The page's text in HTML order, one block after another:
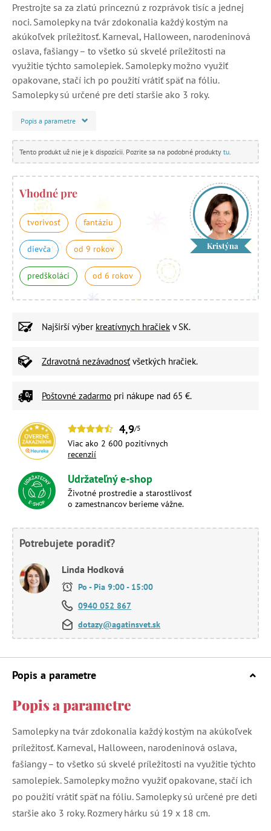
Prestrojte sa za zlatú princeznú z rozprávok tisíc a jednej
noci. Samolepky na tvár zdokonalia každý kostým na
akúkoľvek príležitosť. Karneval, Halloween, narodeninová
oslava, fašiangy – to všetko sú skvelé príležitosti na
využitie týchto samolepiek. Samolepky možno využiť
opakovane, stačí ich po použití vrátiť späť na fóliu.
Samolepky sú určené pre deti staršie ako 3 roky.
Popis a parametre
Tento produkt už nie je k dispozícii. Pozrite sa na podobné produkty tu
Vhodné pre
tvorivosť fantáziu
dievča od 9 rokov
predškoláci od 6 rokov
Kristýna
Najširší výber kreatívnych hračiek v SK.
Zdravotná nezávadnosť všetkých hračiek.
Poštovné zadarmo pri nákupe nad 65 €.
4,9/5
Viac ako 2 600 pozitívnych
recenzií
Udržateľný e-shop
Životné prostredie a starostlivosť
o zamestnancov berieme vážne.
Potrebujete poradiť?
Linda Hodková
Po - Pia 9:00 - 15:00
0940 052 867
dotazy@agatinsvet.sk
Popis a parametre
Popis a parametre
Samolepky na tvár zdokonalia každý kostým na akúkoľvek
príležitosť. Karneval, Halloween, narodeninová oslava,
fašiangy – to všetko sú skvelé príležitosti na využitie týchto
samolepiek. Samolepky možno využiť opakovane, stačí ich
po použití vrátiť späť na fóliu. Samolepky sú určené pre deti
staršie ako 3 roky. Rozmery hárku sú 19 x 18 cm.